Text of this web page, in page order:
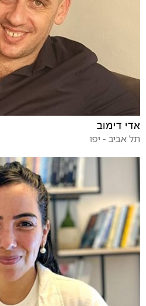
אדי דימוב
תל אביב - יפו